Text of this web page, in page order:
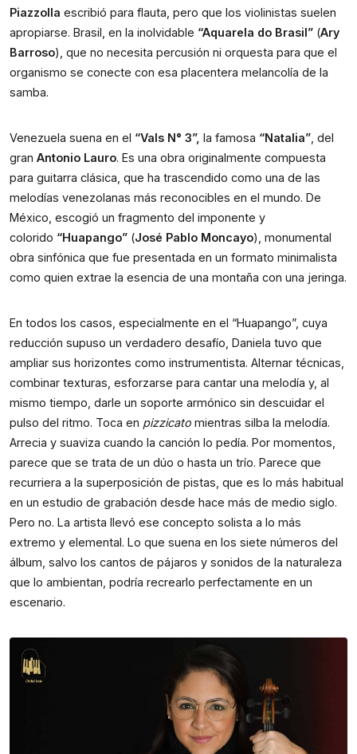
Piazzolla escribió para flauta, pero que los violinistas suelen
apropiarse. Brasil, en la inolvidable “Aquarela do Brasil” (Ary
Barroso), que no necesita percusión ni orquesta para que el
organismo se conecte con esa placentera melancolía de la
samba.
Venezuela suena en el “Vals N° 3”, la famosa “Natalia” del
gran Antonio Lauro. Es una obra originalmente compuesta
para guitarra clásica, que ha trascendido como una de las
melodías venezolanas más reconocibles en el mundo. De
México, escogió un fragmento del imponente y
colorido “Huapango” (José Pablo Moncayo), monumental
obra sinfónica que fue presentada en un formato minimalista
como quien extrae la esencia de una montaña con una jeringa.
En todos los casos, especialmente en el “Huapango”, cuya
reducción supuso un verdadero desafío, Daniela tuvo que
ampliar sus horizontes como instrumentista. Alternar técnicas,
combinar texturas, esforzarse para cantar una melodía y, al
mismo tiempo, darle un soporte armónico sin descuidar el
pulso del ritmo. Toca en pizzicato mientras silba la melodía.
Arrecia y suaviza cuando la canción lo pedía. Por momentos,
parece que se trata de un dúo o hasta un trío. Parece que
recurriera a la superposición de pistas, que es lo más habitual
en un estudio de grabación desde hace más de medio siglo.
Pero no. La artista llevó ese concepto solista a lo más
extremo y elemental. Lo que suena en los siete números del
álbum, salvo los cantos de pájaros y sonidos de la naturaleza
que lo ambientan, podría recrearlo perfectamente en un
escenario.